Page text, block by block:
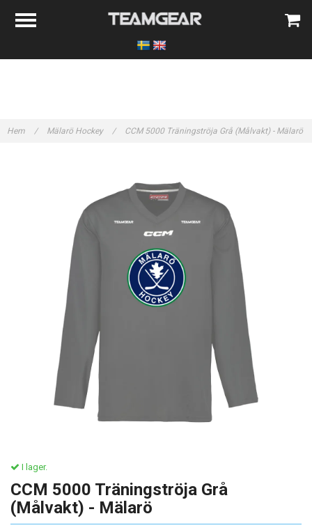
Hem / Mälarö Hockey / CCM 5000 Träningströja Grå (Målvakt) - Mälarö
I lager.
CCM 5000 Träningströja Grå
(Målvakt) - Mälarö